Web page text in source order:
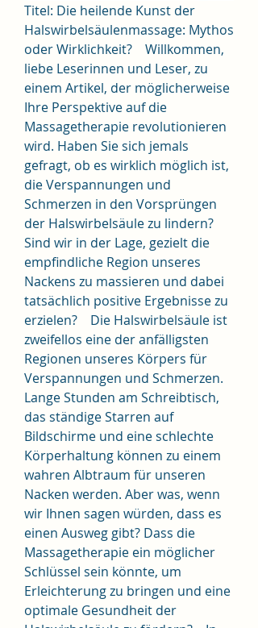
Titel: Die heilende Kunst der
Halswirbelsäulenmassage: Mythos
oder Wirklichkeit?    Willkommen,
liebe Leserinnen und Leser, zu
einem Artikel, der möglicherweise
Ihre Perspektive auf die
Massagetherapie revolutionieren
wird. Haben Sie sich jemals
gefragt, ob es wirklich möglich ist,
die Verspannungen und
Schmerzen in den Vorsprüngen
der Halswirbelsäule zu lindern?
Sind wir in der Lage, gezielt die
empfindliche Region unseres
Nackens zu massieren und dabei
tatsächlich positive Ergebnisse zu
erzielen?    Die Halswirbelsäule ist
zweifellos eine der anfälligsten
Regionen unseres Körpers für
Verspannungen und Schmerzen.
Lange Stunden am Schreibtisch,
das ständige Starren auf
Bildschirme und eine schlechte
Körperhaltung können zu einem
wahren Albtraum für unseren
Nacken werden. Aber was, wenn
wir Ihnen sagen würden, dass es
einen Ausweg gibt? Dass die
Massagetherapie ein möglicher
Schlüssel sein könnte, um
Erleichterung zu bringen und eine
optimale Gesundheit der